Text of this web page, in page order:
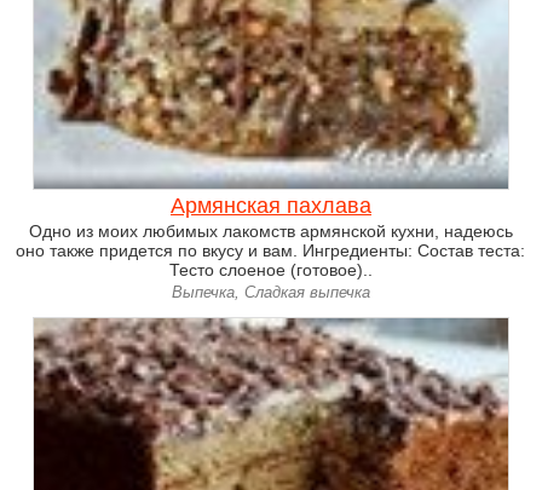
Армянская пахлава
Одно из моих любимых лакомств армянской кухни, надеюсь
оно также придется по вкусу и вам. Ингредиенты: Состав теста:
Тесто слоеное (готовое)..
Выпечка, Сладкая выпечка